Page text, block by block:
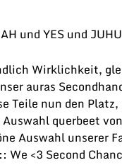
und YES und
Wirklichkeit,
auras
Teile nun den
querbeet
Auswahl unserer
We <3 Second